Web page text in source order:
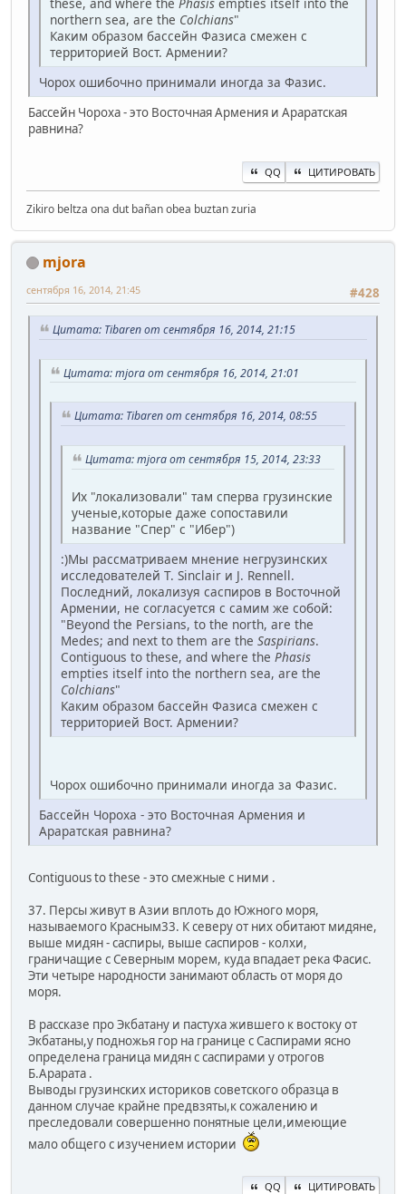
northern sea, are the Colchians"
Каким образом бассейн Фазиса смежен с
территорией Вост. Армении?
Чорох ошибочно принимали иногда за Фазис.
Бассейн Чороха - это Восточная Армения и Араратская
равнина?
QQ ЦИТИРОВАТЬ
Zikiro beltza ona dut bañan obea buztan zuria
mjora
#428
сентября 16, 2014, 21:45
Цитата: Tibaren от сентября 16, 2014, 21:15
Цитата: mjora от сентября 16, 2014, 21:01
Цитата: Tibaren от сентября 16, 2014, 08:55
Цитата: mjora от сентября 15, 2014, 23:33
Их "локализовали" там сперва грузинские
ученые,которые даже сопоставили
название "Спер" с "Ибер")
:)Мы рассматриваем мнение негрузинских
исследователей T. Sinclair и J. Rennell.
Последний, локализуя саспиров в Восточной
Армении, не согласуется с самим же собой:
"Beyond the Persians, to the north, are the
Medes; and next to them are the Saspirians.
Contiguous to these, and where the Phasis
empties itself into the northern sea, are the
Colchians"
Каким образом бассейн Фазиса смежен с
территорией Вост. Армении?
Чорох ошибочно принимали иногда за Фазис.
Бассейн Чороха - это Восточная Армения и
Араратская равнина?
Contiguous to these - это смежные с ними .
37. Персы живут в Азии вплоть до Южного моря,
называемого Красным33. К северу от них обитают мидяне,
выше мидян - саспиры, выше саспиров - колхи,
граничащие с Северным морем, куда впадает река Фасис.
Эти четыре народности занимают область от моря до
моря.
В рассказе про Экбатану и пастуха жившего к востоку от
Экбатаны,у подножья гор на границе с Саспирами ясно
определена граница мидян с саспирами у отрогов
Б.Арарата .
Выводы грузинских историков советского образца в
данном случае крайне предвзяты,к сожалению и
преследовали совершенно понятные цели,имеющие
мало общего с изучением истории
QQ ЦИТИРОВАТЬ